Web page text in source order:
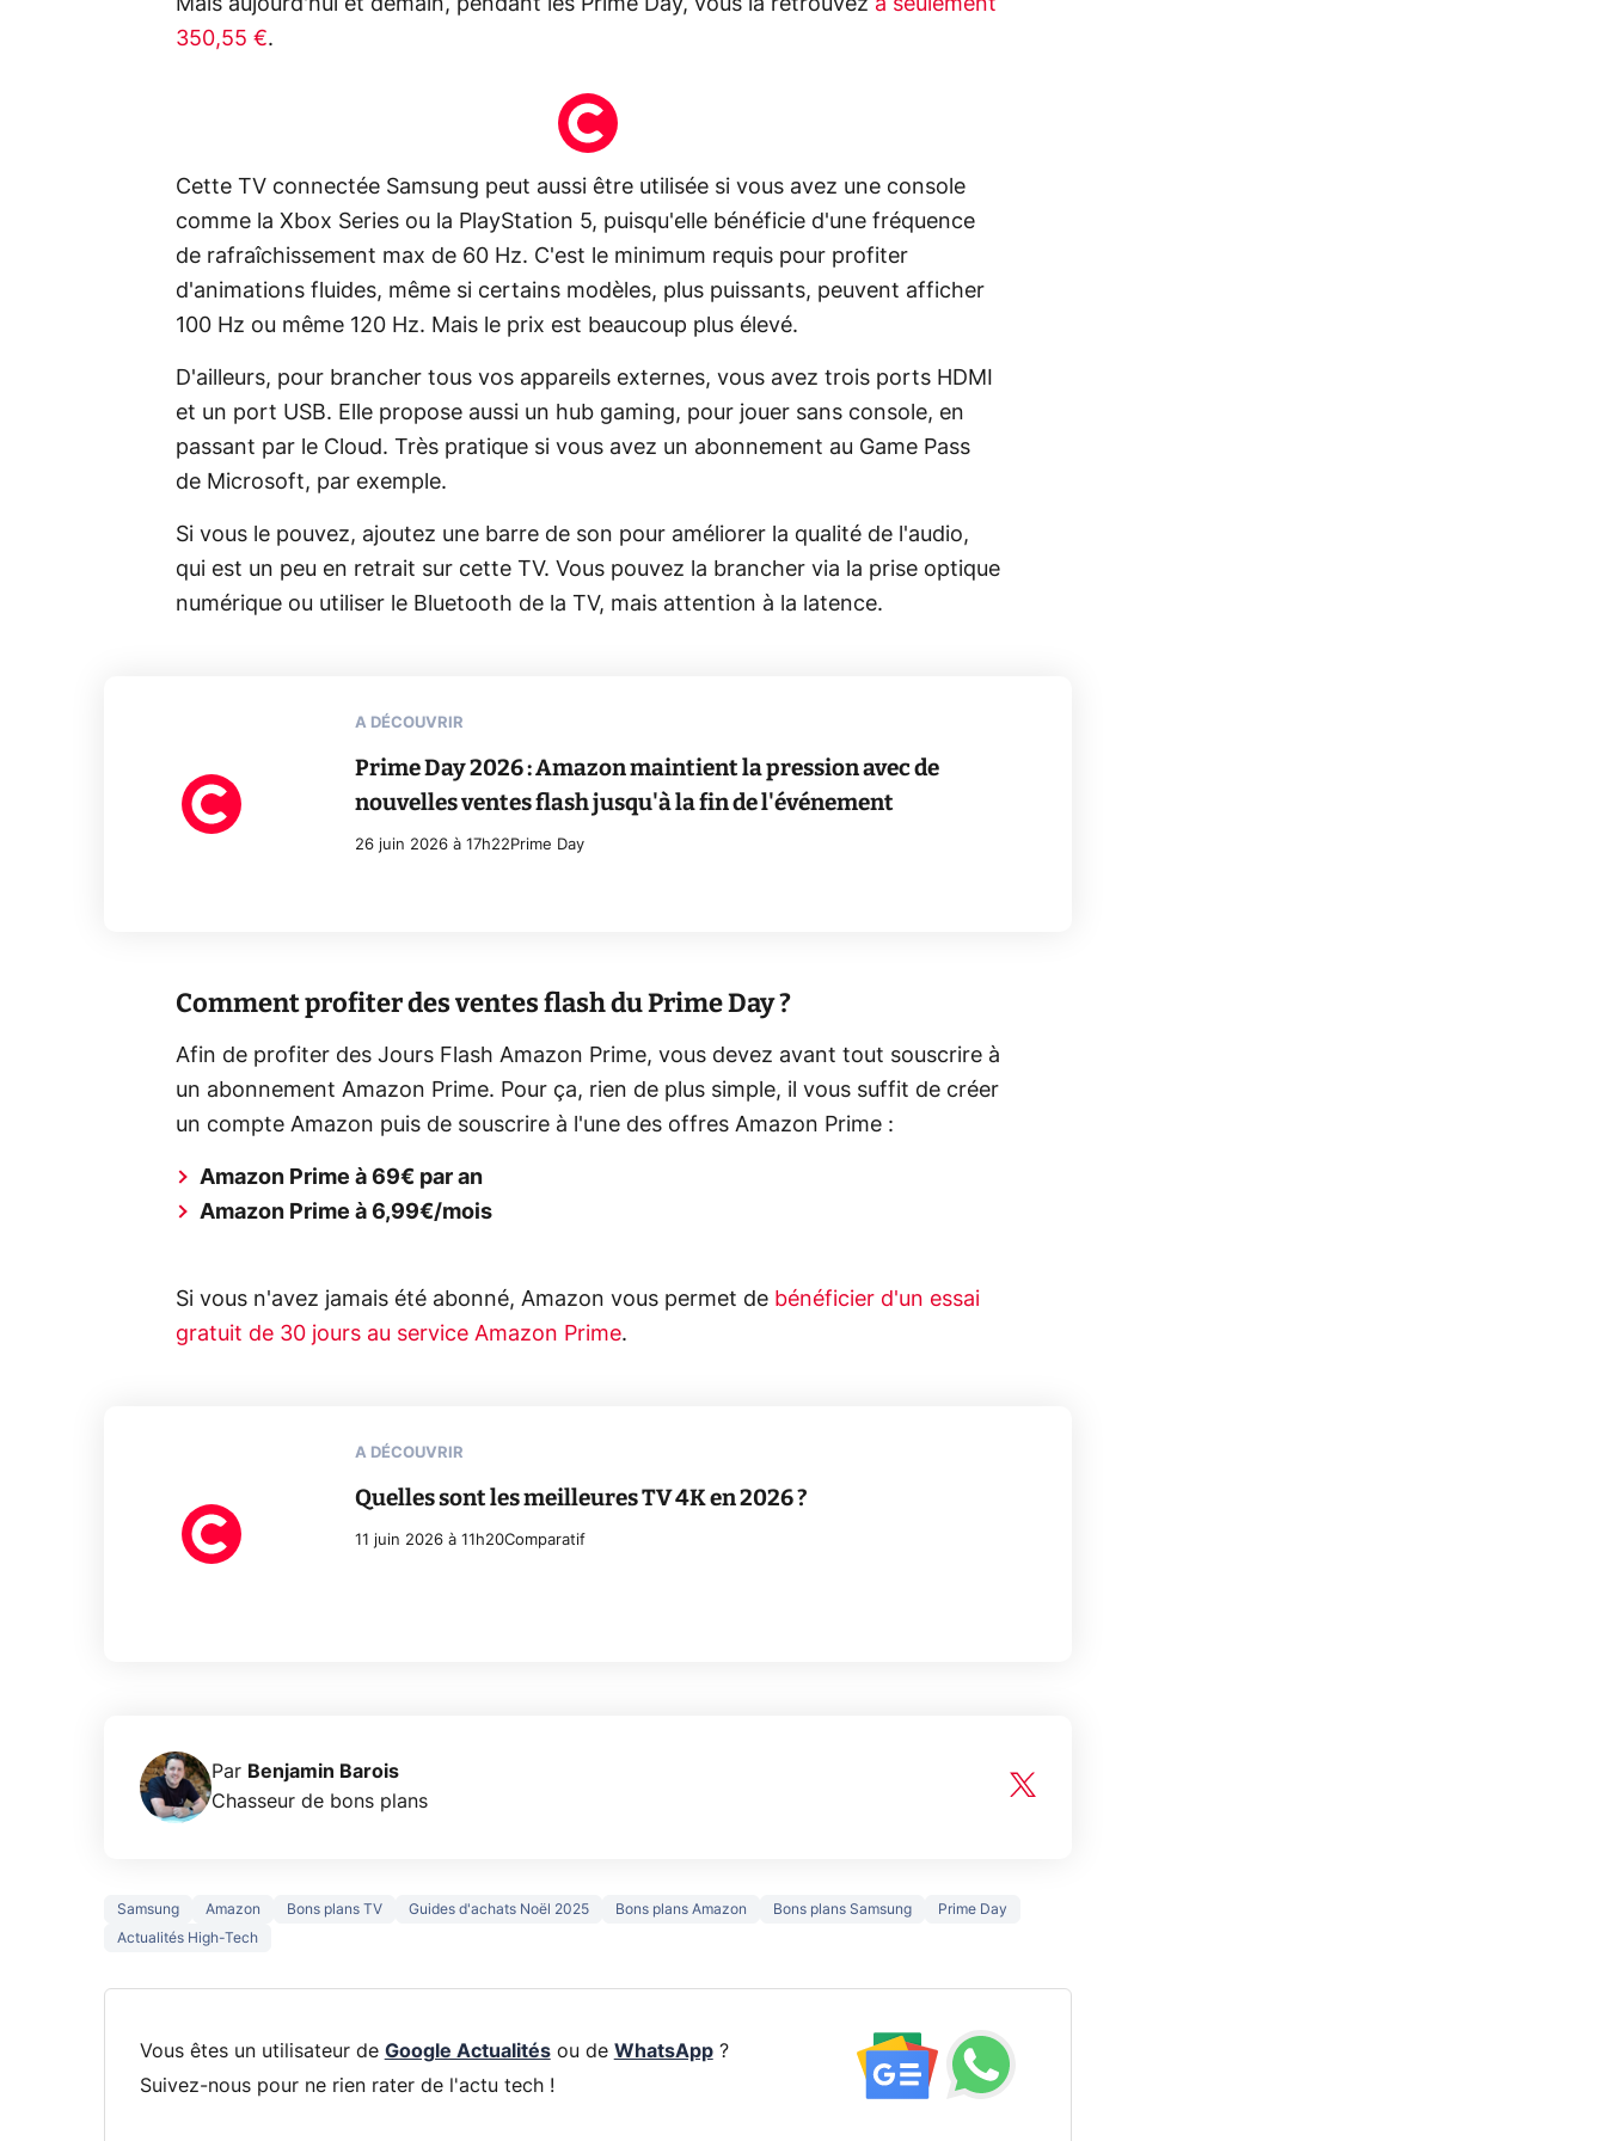
Mais aujourd'hui et demain, pendant les Prime Day, vous la retrouvez à seulement
350,55 €.
Cette TV connectée Samsung peut aussi être utilisée si vous avez une console
comme la Xbox Series ou la PlayStation 5, puisqu'elle bénéficie d'une fréquence
de rafraîchissement max de 60 Hz. C'est le minimum requis pour profiter
d'animations fluides, même si certains modèles, plus puissants, peuvent afficher
100 Hz ou même 120 Hz. Mais le prix est beaucoup plus élevé.
D'ailleurs, pour brancher tous vos appareils externes, vous avez trois ports HDMI
et un port USB. Elle propose aussi un hub gaming, pour jouer sans console, en
passant par le Cloud. Très pratique si vous avez un abonnement au Game Pass
de Microsoft, par exemple.
Si vous le pouvez, ajoutez une barre de son pour améliorer la qualité de l'audio,
qui est un peu en retrait sur cette TV. Vous pouvez la brancher via la prise optique
numérique ou utiliser le Bluetooth de la TV, mais attention à la latence.
A DÉCOUVRIR
Prime Day 2026 : Amazon maintient la pression avec de
nouvelles ventes flash jusqu'à la fin de l'événement
26 juin 2026 à 17h22 Prime Day
Comment profiter des ventes flash du Prime Day ?
Afin de profiter des Jours Flash Amazon Prime, vous devez avant tout souscrire à
un abonnement Amazon Prime. Pour ça, rien de plus simple, il vous suffit de créer
un compte Amazon puis de souscrire à l'une des offres Amazon Prime :
Amazon Prime à 69€ par an
Amazon Prime à 6,99€/mois
Si vous n'avez jamais été abonné, Amazon vous permet de bénéficier d'un essai
gratuit de 30 jours au service Amazon Prime.
A DÉCOUVRIR
Quelles sont les meilleures TV 4K en 2026 ?
11 juin 2026 à 11h20Comparatif
Par Benjamin Barois
Chasseur de bons plans
Samsung Amazon Bons plans TV Guides d'achats Noël 2025 Bons plans Amazon Bons plans Samsung
Prime Day
Actualités High-Tech
Vous êtes un utilisateur de Google Actualitésou de WhatsApp?
Suivez-nous pour ne rien rater de l'actu tech !